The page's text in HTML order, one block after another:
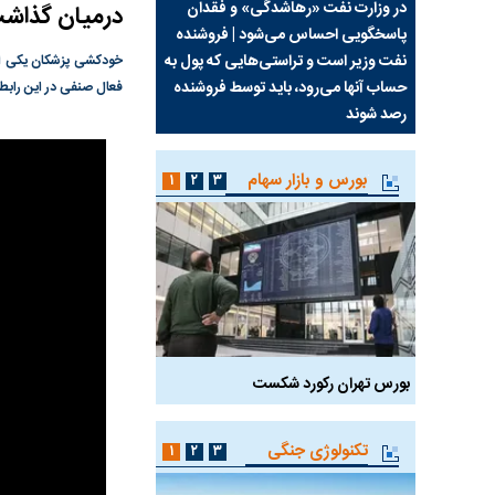
درمیان
خودکشی پزشکان یکی
فعال صنفی در این
در وزارت نفت «رهاشدگی» و فقدان
پاسخگویی احساس می‌شود | فروشنده
نفت وزیر است و تراستی‌هایی که پول به
حساب آنها می‌رود، باید توسط فروشنده
رصد شوند
چرا رویای آمریکایی
نابودی محور مقاومت
واشنگتن را زمین زد
بورس و بازار سهام
بورس تهران رکورد شکست
۱ ۲ ۳
تکنولوژی جنگی ۱ ۲ ۳